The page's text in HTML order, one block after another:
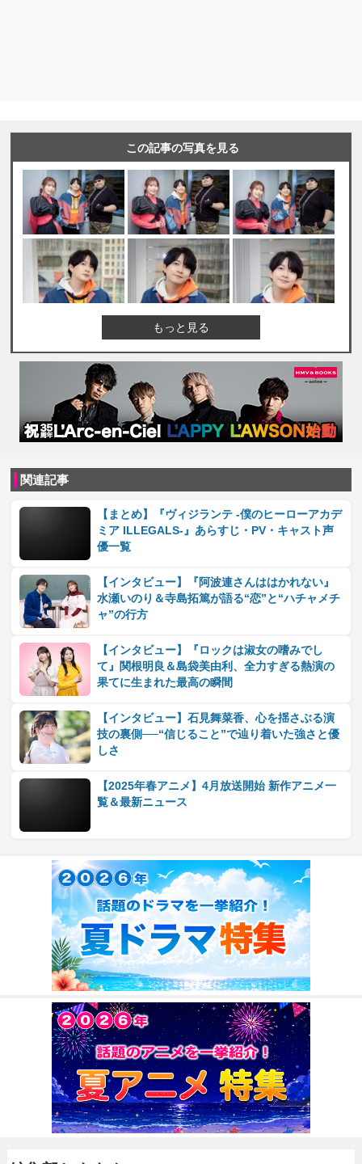
この記事の写真を見る
もっと見る
関連記事
【まとめ】『ヴィジランテ -僕のヒーローアカデ
ミア ILLEGALS-』あらすじ・PV・キャスト声
優一覧
【インタビュー】『阿波連さんははかれない』
水瀬いのり＆寺島拓篤が語る“恋”と“ハチャメチ
ャ”の行方
【インタビュー】『ロックは淑女の嗜みでし
て』関根明良＆島袋美由利、全力すぎる熱演の
果てに生まれた最高の瞬間
【インタビュー】石見舞菜香、心を揺さぶる演
技の裏側──“信じること”で辿り着いた強さと優
しさ
【2025年春アニメ】4月放送開始 新作アニメ一
覧＆最新ニュース